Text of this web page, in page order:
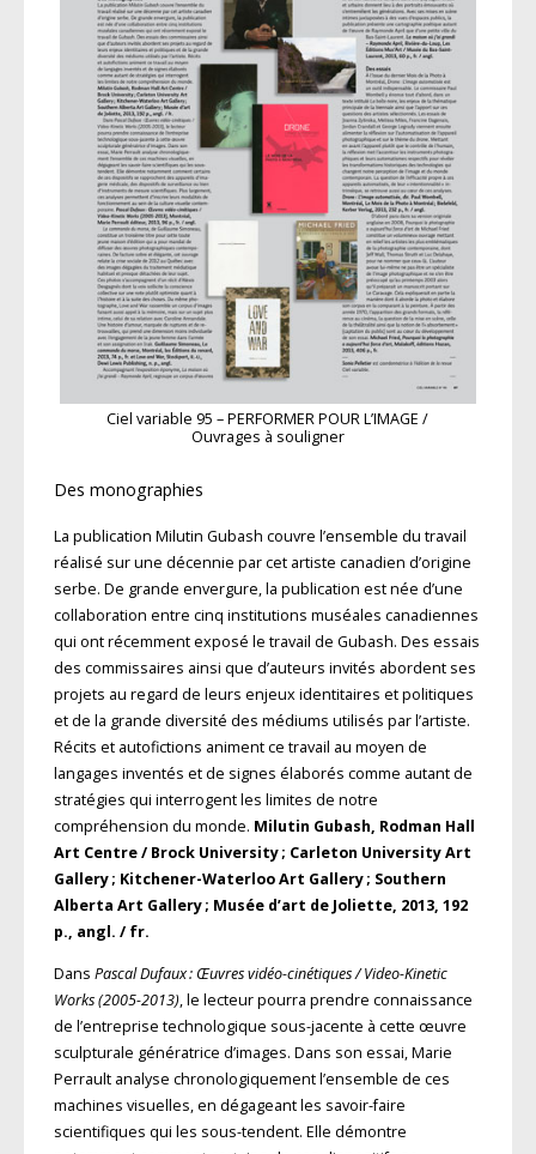
Ciel variable 95 – PERFORMER POUR L’IMAGE /
Ouvrages à souligner
Des monographies
La publication Milutin Gubash couvre l’ensemble du travail
réalisé sur une décennie par cet artiste canadien d’origine
serbe. De grande envergure, la publication est née d’une
collaboration entre cinq institutions muséales canadiennes
qui ont récemment exposé le travail de Gubash. Des essais
des commissaires ainsi que d’auteurs invités abordent ses
projets au regard de leurs enjeux identitaires et politiques
et de la grande diversité des médiums utilisés par l’artiste.
Récits et autofictions animent ce travail au moyen de
langages inventés et de signes élaborés comme autant de
stratégies qui interrogent les limites de notre
compréhension du monde. Milutin Gubash, Rodman Hall
Art Centre / Brock University ; Carleton Uni­versity Art
Gallery ; Kitchener-Waterloo Art Gallery ; Southern
Alberta Art Gallery ; Musée d’art de Joliette, 2013, 192
p., angl. / fr.
Dans Pascal Dufaux : Œuvres vidéo-cinétiques / Video-Kinetic
Works (2005-2013), le lecteur pourra prendre connaissance
de l’entreprise technologique sous-jacente à cette œuvre
sculpturale génératrice d’images. Dans son essai, Marie
Perrault analyse chronologiquement l’ensemble de ces
machines visuelles, en dégageant les savoir-faire
scientifiques qui les sous-tendent. Elle démontre